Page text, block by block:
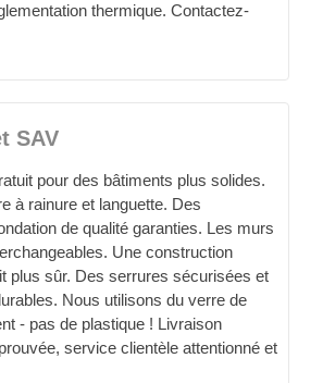
thermique. Contactez-
SAV
pour des bâtiments plus solides.
à rainure et languette. Des
de qualité garanties. Les murs
Une construction
plus sûr. Des serrures sécurisées et
Nous utilisons du verre de
- pas de plastique ! Livraison
service clientèle attentionné et